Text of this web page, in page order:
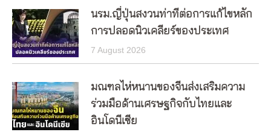
นรม.ญี่ปุ่นสงวนท่าทีต่อการแก้ไขหลัก
การปลอดนิวเคลียร์ของประเทศ
7 August 2026
มณฑลไห่หนานของจีนส่งเสริมความ
ร่วมมือด้านเศรษฐกิจกับไทยและ
อินโดนีเซีย